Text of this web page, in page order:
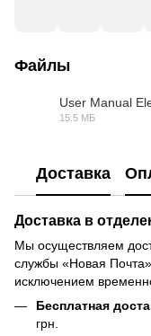
Файлы
User Manual
15.5 МБ
Доставка
Доставка в
Мы осуществляем
службы «Новая
исключением
Бесплатная
грн.